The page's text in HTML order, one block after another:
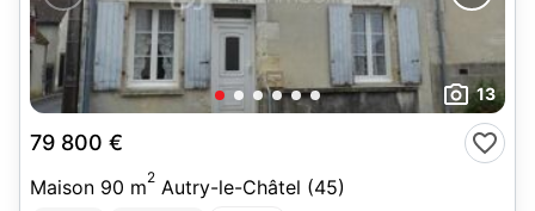
13
79 800 €
Maison 90 m2 Autry-le-Châtel (45)